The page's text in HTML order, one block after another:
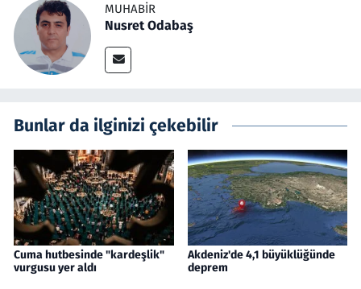
MUHABIR
Nusret Odabaş
Bunlar da ilginizi çekebilir
Cuma hutbesinde "kardeşlik"
vurgusu yer aldı
Akdeniz'de 4,1 büyüklüğünde
deprem